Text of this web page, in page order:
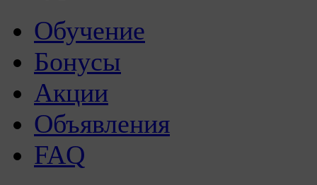
Обучение
Бонусы
Акции
Объявления
FAQ